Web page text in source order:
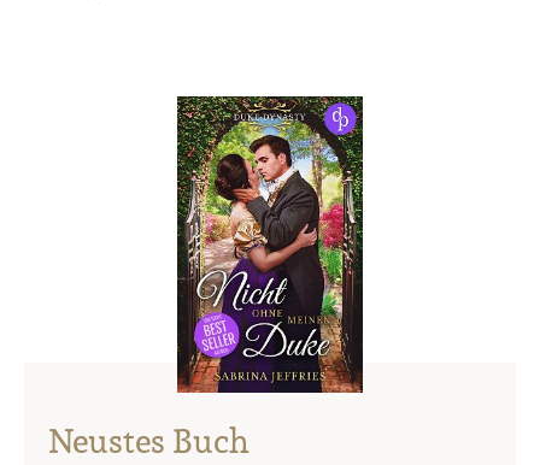
Neustes Buch